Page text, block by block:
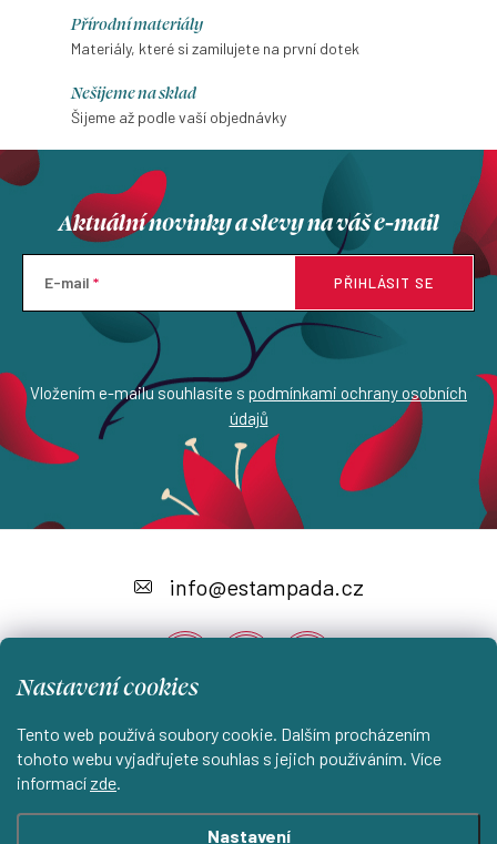
Nastavení cookies
Tento web používá soubory cookie. Dalším procházením
tohoto webu vyjadřujete souhlas s jejich používáním. Více
informací zde.
Nastavení
Přírodní materiály
Materiály, které si zamilujete na první dotek
Nešijeme na sklad
Šijeme až podle vaší objednávky
Aktuální novinky a slevy na váš e-mail
E-mail
Vložením e-mailu souhlasíte s podmínkami ochrany osobních
údajů
PŘIHLÁSIT SE
p
a
Instagram
info@estampada.cz